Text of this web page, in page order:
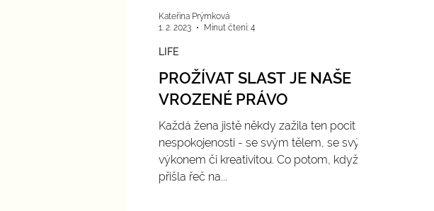
PROŽÍVAT SLAST JE NAŠE
VROZENÉ PRÁVO
Každá žena jistě někdy zažila ten pocit
nespokojenosti - se svým tělem, se svým
výkonem či kreativitou. Co potom, když by
přišla řeč na...
LIFE
Kateřina Prýmková
1. 2. 2023
Minut čtení: 4